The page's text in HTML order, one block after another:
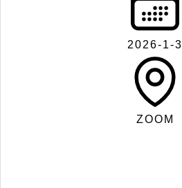
2026-1-3
ZOOM